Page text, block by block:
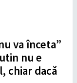
va înceta”
nu e
chiar dacă